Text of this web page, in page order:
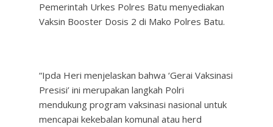
Pemerintah Urkes Polres Batu menyediakan
Vaksin Booster Dosis 2 di Mako Polres Batu.
“Ipda Heri menjelaskan bahwa ‘Gerai Vaksinasi
Presisi’ ini merupakan langkah Polri
mendukung program vaksinasi nasional untuk
mencapai kekebalan komunal atau herd